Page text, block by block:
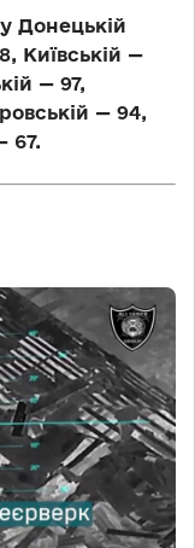
Донецькій
Київській —
— 97,
— 94,
67.